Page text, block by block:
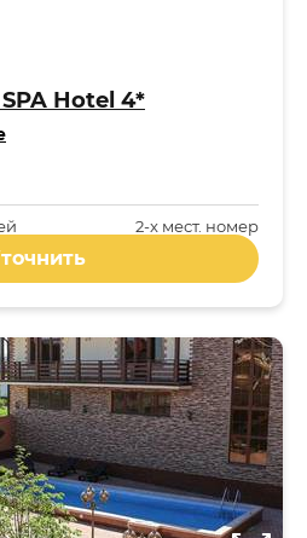
Hotel 4*
2-x мест. номер